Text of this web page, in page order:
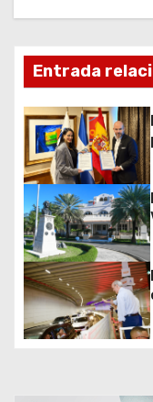
ó
n
d
e
e
n
t
r
a
Entrada